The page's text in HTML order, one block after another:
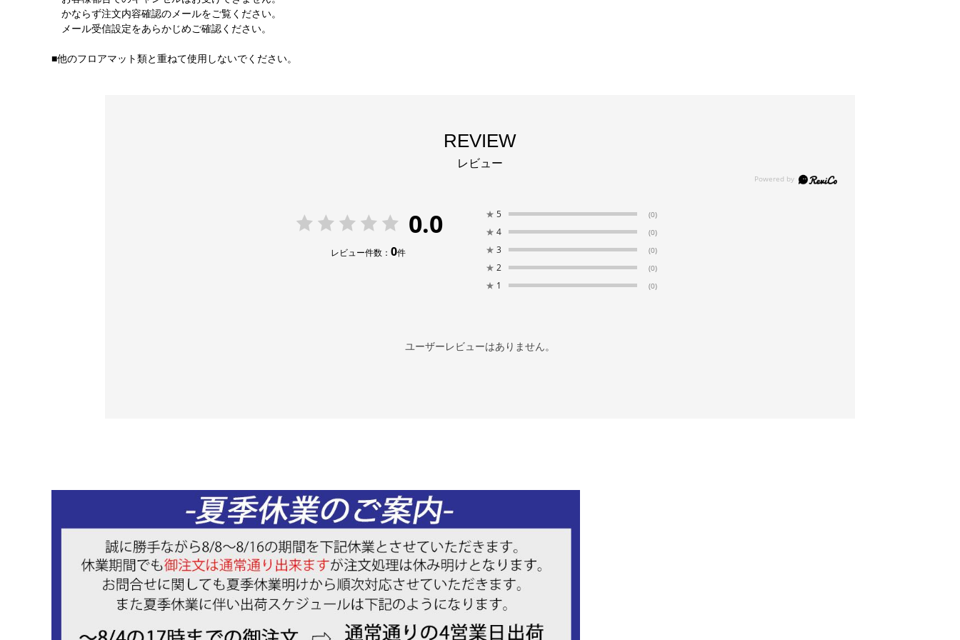
かならず注文内容確認のメールをご覧ください。
メール受信設定をあらかじめご確認ください。
■他のフロアマット類と重ねて使用しないでください。
REVIEW
レビュー
0.0
レビュー件数： 0件
★ 5 (0)
★ 4 (0)
★ 3 (0)
★ 2 (0)
★ 1 (0)
ユーザーレビューはありません。